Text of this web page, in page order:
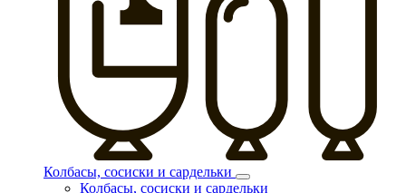
Колбасы, сосиски и сардельки
Колбасы, сосиски и сардельки